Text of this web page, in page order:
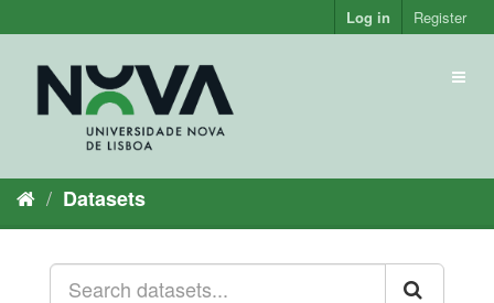
to
Log in Register
Datasets